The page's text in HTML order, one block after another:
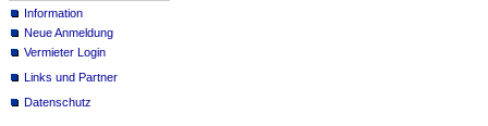
Information
Neue Anmeldung
Vermieter Login
Links und Partner
Datenschutz